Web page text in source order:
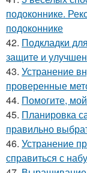
подоконнике.
подоконнике
42. Подкладки
защите и
43. Устранение
проверенные
44. Помогите,
45. Планировка
правильно
46. Устранение
справиться с